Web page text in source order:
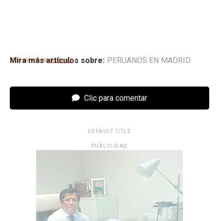
Más vídeos enAntena3
Mira más artículos sobre: PERUANOS EN MADRID
Clic para comentar
DEFAULT TITLE
PUBLICIDAD